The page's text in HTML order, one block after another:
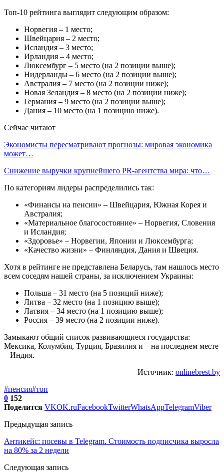
Топ-10 рейтинга выглядит следующим образом:
Норвегия – 1 место;
Швейцария – 2 место;
Исландия – 3 место;
Ирландия – 4 место;
Люксембург – 5 место (на 2 позиции выше);
Нидерланды – 6 место (на 2 позиции выше);
Австралия – 7 место (на 2 позиции ниже);
Новая Зеландия – 8 место (на 2 позиции ниже);
Германия – 9 место (на 2 позиции выше);
Дания – 10 место (на 1 позицию ниже).
Сейчас читают
Экономисты пересматривают прогнозы: мировая экономика
может…
Снижение выручки крупнейшего PR-агентства мира: что…
По категориям лидеры распределились так:
«Финансы на пенсии» – Швейцария, Южная Корея и
Австралия;
«Материальное благосостояние» – Норвегия, Словения
и Исландия;
«Здоровье» – Норвегии, Японии и Люксембурга;
«Качество жизни» – Финляндия, Дания и Швеция.
Хотя в рейтинге не представлена Беларусь, там нашлось место
всем соседям нашей страны, за исключением Украины:
Польша – 31 место (на 5 позиций ниже);
Литва – 32 место (на 1 позицию выше);
Латвия – 34 место (на 1 позицию выше);
Россия – 39 место (на 2 позиции ниже).
Замыкают общий список развивающиеся государства:
Мексика, Колумбия, Турция, Бразилия и – на последнем месте
– Индия.
Источник: onlinebrest.by
#пенсия#топ
0 152
Поделится VKOK.ruFacebookTwitterWhatsAppTelegramViber
Предыдущая запись
Антикейс: посевы в Telegram. Стоимость подписчика выросла
на 80% за 2 недели
Следующая запись